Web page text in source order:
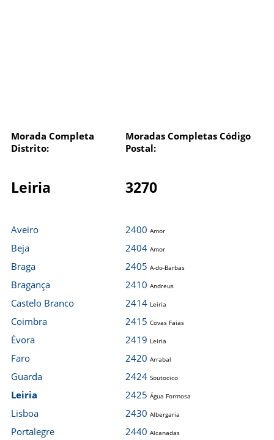
Morada Completa
Distrito:
Moradas Completas Código
Postal:
Leiria 3270
Aveiro
Beja
Braga
Bragança
Castelo Branco
Coimbra
Évora
Faro
Guarda
Leiria
Lisboa
Portalegre
2400 Amor
2404 Amor
2405 A-do-Barbas
2410 Andreus
2414 Leiria
2415 Covas Faias
2419 Leiria
2420 Arrabal
2424 Soutocico
2425 Água Formosa
2430 Albergaria
2440 Alcanadas